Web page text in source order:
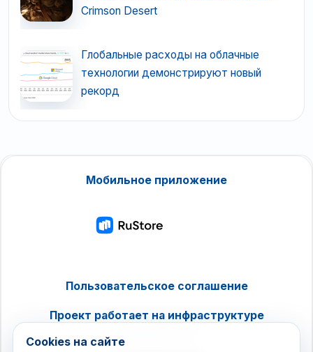
Crimson Desert
Глобальные расходы на облачные
технологии демонстрируют новый
рекорд
Мобильное приложение
Пользовательское соглашение
Проект работает на инфраструктуре
Cookies на сайте